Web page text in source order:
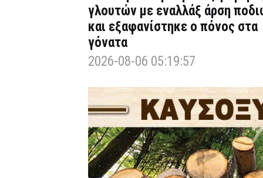
γλουτών με εναλλάξ άρση
και εξαφανίστηκε ο πόνος στα
γόνατα
2026-08-06 05:19:57